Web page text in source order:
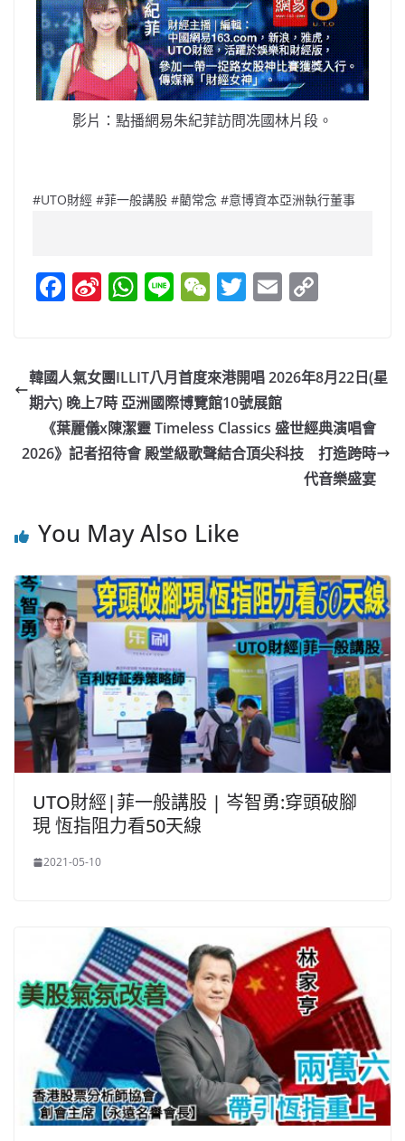
影片：點播網易朱紀菲訪問冼國林片段。
#UTO財經 #菲一般講股 #藺常念 #意博資本亞洲執行董事
F
e
b
o
o
Si
W
ei
b
o
W
s
A
p
p
Li W
h
at
T
er
E
l y
n
k
韓國人氣女團ILLIT八月首度來港開唱 2026年8月22日(星
期六) 晚上7時 亞洲國際博覽館10號展館
《葉麗儀x陳潔靈 Timeless Classics 盛世經典演唱會
2026》記者招待會 殿堂級歌聲結合頂尖科技 打造跨時
代音樂盛宴
You May Also Like
UTO財經|菲一般講股 | 岑智勇:穿頭破腳
現 恆指阻力看50天線
2021-05-10